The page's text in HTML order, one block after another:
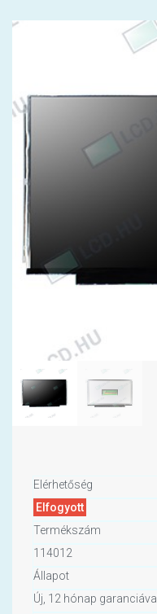
Elérhetőség
Elfogyott
Termékszám
114012
Állapot
Új, 12 hónap garanciával